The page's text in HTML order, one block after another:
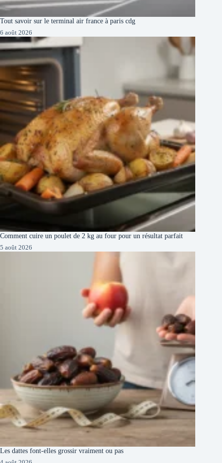
Tout savoir sur le terminal air france à paris cdg
6 août 2026
Comment cuire un poulet de 2 kg au four pour un résultat parfait
5 août 2026
Les dattes font-elles grossir vraiment ou pas